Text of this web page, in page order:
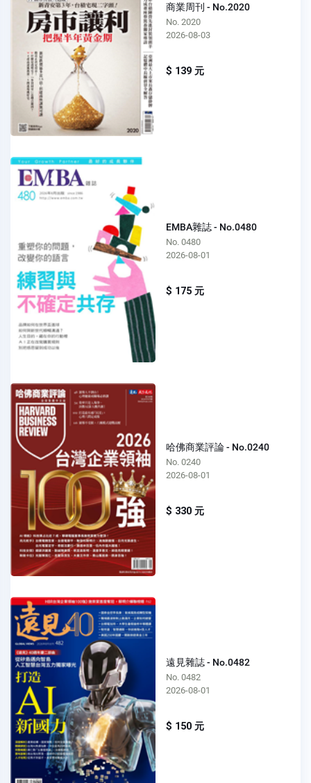
商業周刊 - No.2020
No. 2020
2026-08-03
$ 139 元
EMBA雜誌 - No.0480
No. 0480
2026-08-01
$ 175 元
哈佛商業評論 - No.0240
No. 0240
2026-08-01
$ 330 元
遠見雜誌 - No.0482
No. 0482
2026-08-01
$ 150 元